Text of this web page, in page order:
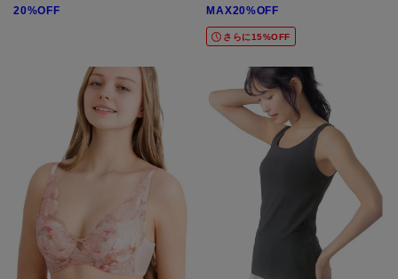
20%OFF MAX20%OFF
さらに15%OFF